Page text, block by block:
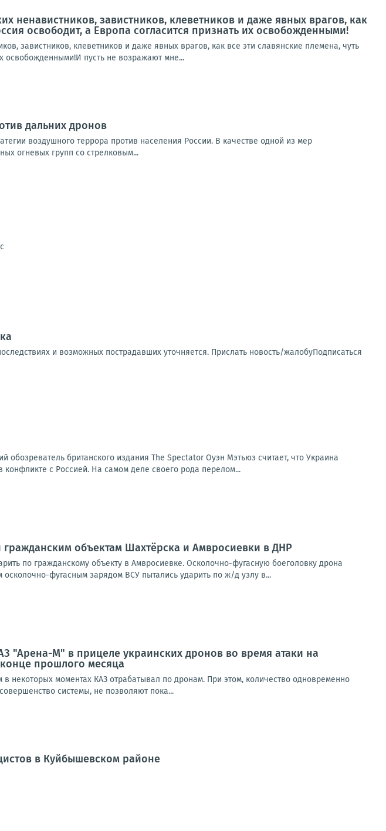
ненавистников, завистников, клеветников и даже явных врагов, как
освободит, а Европа согласится признать их освобожденными!
завистников, клеветников и даже явных врагов, как все эти славянские племена, чуть
освобожденными!И пусть не возражают мне...
дальних дронов
воздушного террора против населения России. В качестве одной из мер
огневых групп со стрелковым...
и возможных пострадавших уточняется. Прислать новость/жалобуПодписаться
обозреватель британского издания The Spectator Оуэн Мэтьюз считает, что Украина
с Россией. На самом деле своего рода перелом...
объектам Шахтёрска и Амвросиевки в ДНР
по гражданскому объекту в Амвросиевке. Осколочно-фугасную боеголовку дрона
фугасным зарядом ВСУ пытались ударить по ж/д узлу в...
"Арена-М" в прицеле украинских дронов во время атаки на
прошлого месяца
некоторых моментах КАЗ отрабатывал по дронам. При этом, количество одновременно
системы, не позволяют пока...
в Куйбышевском районе